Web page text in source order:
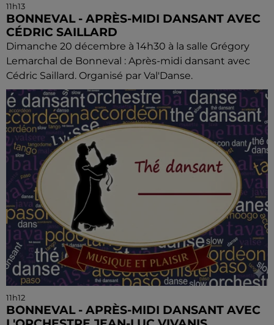
11h13
BONNEVAL - APRÈS-MIDI DANSANT AVEC
CÉDRIC SAILLARD
Dimanche 20 décembre à 14h30 à la salle Grégory
Lemarchal de Bonneval : Après-midi dansant avec
Cédric Saillard. Organisé par Val'Danse.
11h12
BONNEVAL - APRÈS-MIDI DANSANT AVEC